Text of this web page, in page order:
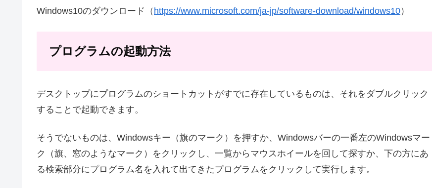
Windows10のダウンロード（ https://www.microsoft.com/ja-jp/software-download/windows10）
プログラムの起動方法
デスクトップにプログラムのショートカットがすでに存在しているものは、それをダブルクリック
することで起動できます。
そうでないものは、Windowsキー（旗のマーク）を押すか、Windowsバーの一番左のWindowsマー
ク（旗、窓のようなマーク）をクリックし、一覧からマウスホイールを回して探すか、下の方にあ
る検索部分にプログラム名を入れて出てきたプログラムをクリックして実行します。